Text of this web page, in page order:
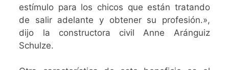
estímulo para los chicos que están tratando
de salir adelante y obtener su profesión.»,
dijo la constructora civil Anne Aránguiz
Schulze.